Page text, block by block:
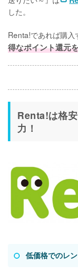
した。
Renta!であれば購入
得なポイント還元
Renta!は格
力！
低価格でのレ